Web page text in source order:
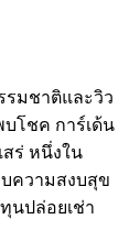
รมชาติและวิว
บโชค การ์เด้น
ร่ หนึ่งใน
ความสงบสุข
นปล่อยเช่า